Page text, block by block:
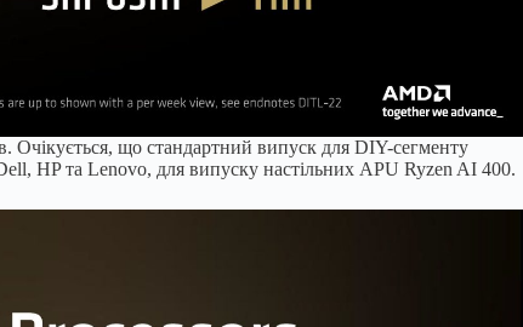
Очікується, що стандартний випуск для DIY-сегменту
HP та Lenovo, для випуску настільних APU Ryzen AI 400.